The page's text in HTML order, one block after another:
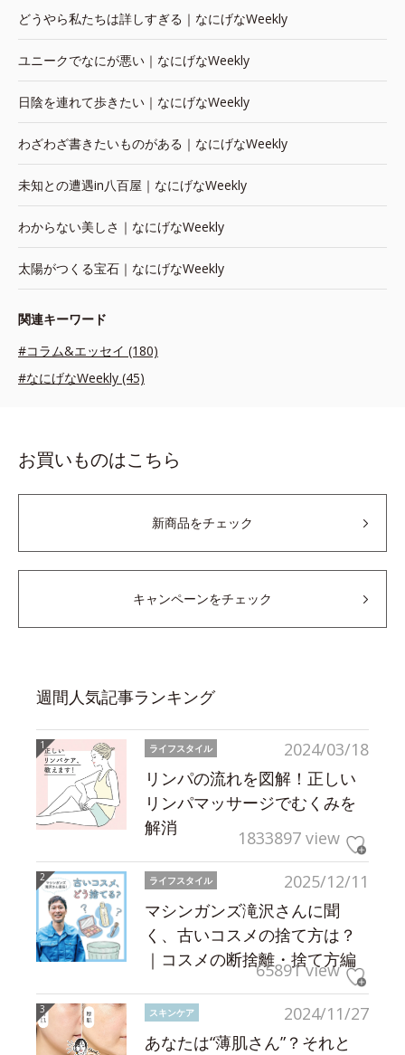
どうやら私たちは詳しすぎる｜なにげなWeekly
ユニークでなにが悪い｜なにげなWeekly
日陰を連れて歩きたい｜なにげなWeekly
わざわざ書きたいものがある｜なにげなWeekly
未知との遭遇in八百屋｜なにげなWeekly
わからない美しさ｜なにげなWeekly
太陽がつくる宝石｜なにげなWeekly
関連キーワード
#コラム&エッセイ (180)
#なにげなWeekly (45)
お買いものはこちら
新商品をチェック
キャンペーンをチェック
週間人気記事ランキング
2024/03/18
ライフスタイル
リンパの流れを図解！正しい
リンパマッサージでむくみを
解消
1833897 view
2025/12/11
ライフスタイル
マシンガンズ滝沢さんに聞
く、古いコスメの捨て方は？
｜コスメの断捨離・捨て方編
65891 view
2024/11/27
スキンケア
あなたは“薄肌さん”？それと